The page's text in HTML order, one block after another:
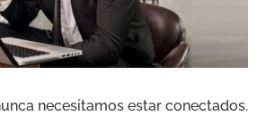
necesitamos estar conectados.